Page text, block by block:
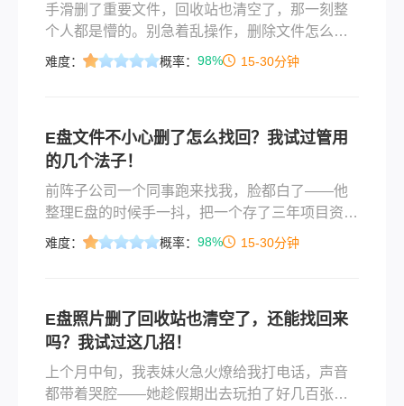
手滑删了重要文件，回收站也清空了，那一刻整
个人都是懵的。别急着乱操作，删除文件怎么找
回这个问题，其实大多数情况下都有解。关键在
法一个一个说清楚，你对号入座就行。
难度： 概率： 98% 15-30分钟
E盘文件不小心删了怎么找回？我试过管用
的几个法子！
前阵子公司一个同事跑来找我，脸都白了——他
整理E盘的时候手一抖，把一个存了三年项目资料
的文件夹给删了，回头一看回收站，空的。他说
大部分。
难度： 概率： 98% 15-30分钟
E盘照片删了回收站也清空了，还能找回来
吗？我试过这几招！
上个月中旬，我表妹火急火燎给我打电话，声音
都带着哭腔——她趁假期出去玩拍了好几百张照